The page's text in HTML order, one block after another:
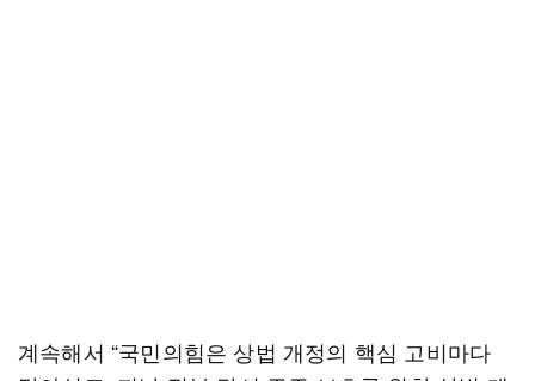
계속해서 “국민의힘은 상법 개정의 핵심 고비마다